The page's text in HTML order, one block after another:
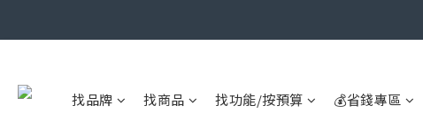
找品牌 找商品 找功能/按預算 💰省錢專區